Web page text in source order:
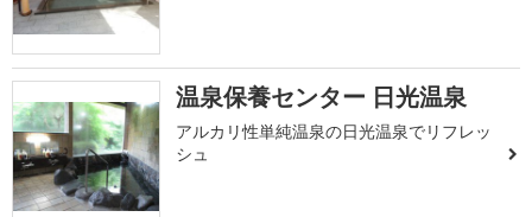
温泉保養センター 日光温泉
アルカリ性単純温泉の日光温泉でリフレッ
シュ